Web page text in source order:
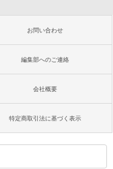
お問い合わせ
編集部へのご連絡
会社概要
特定商取引法に基づく表示